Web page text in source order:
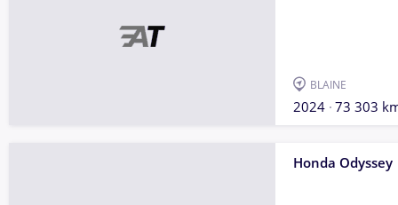
BLAINE
2024 73 303
Honda Odyssey